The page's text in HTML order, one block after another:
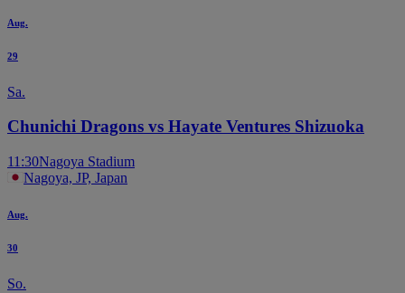
Aug.
29
Sa.
Chunichi Dragons vs Hayate Ventures Shizuoka
11:30Nagoya Stadium
Nagoya, JP, Japan
Aug.
30
So.